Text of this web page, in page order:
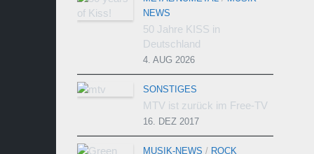
NEWS
50 Jahre KISS in
Deutschland
4. AUG 2026
SONSTIGES
MTV ist zurück im Free-TV
16. DEZ 2017
MUSIK-NEWS / ROCK